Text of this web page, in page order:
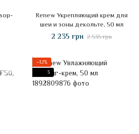
Renew Укрепляющий крем для
шеи и зоны декольте, 50 мл
2 235 грн 2 535 грн
−12%
3